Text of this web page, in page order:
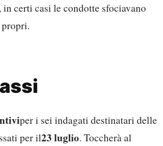
certi casi le condotte sfociavano
per i sei indagati destinatari delle
per il23 luglio. Toccherà al